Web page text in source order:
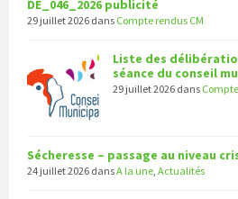
DE_046_2026 publicité
29 juillet 2026 dans Compte rendus CM
Liste des
séance du conseil
29 juillet 2026 dans
Sécheresse – passage au niveau
24 juillet 2026 dansA la une, Actualités